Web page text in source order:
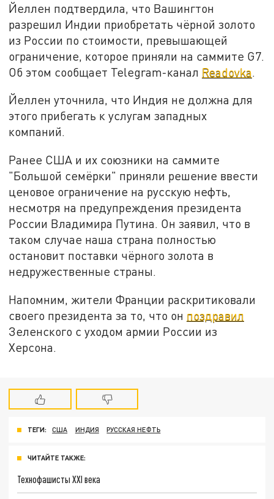
Йеллен подтвердила, что Вашингтон
разрешил Индии приобретать чёрной золото
из России по стоимости, превышающей
ограничение, которое приняли на саммите G7.
Об этом сообщает Telegram-канал Readovka.
Йеллен уточнила, что Индия не должна для
этого прибегать к услугам западных
компаний.
Ранее США и их союзники на саммите
"Большой семёрки" приняли решение ввести
ценовое ограничение на русскую нефть,
несмотря на предупреждения президента
России Владимира Путина. Он заявил, что в
таком случае наша страна полностью
остановит поставки чёрного золота в
недружественные страны.
Напомним, жители Франции раскритиковали
своего президента за то, что он поздравил
Зеленского с уходом армии России из
Херсона.
ТЕГИ: США ИНДИЯ РУССКАЯ НЕФТЬ
ЧИТАЙТЕ ТАКЖЕ:
Технофашисты XXI века